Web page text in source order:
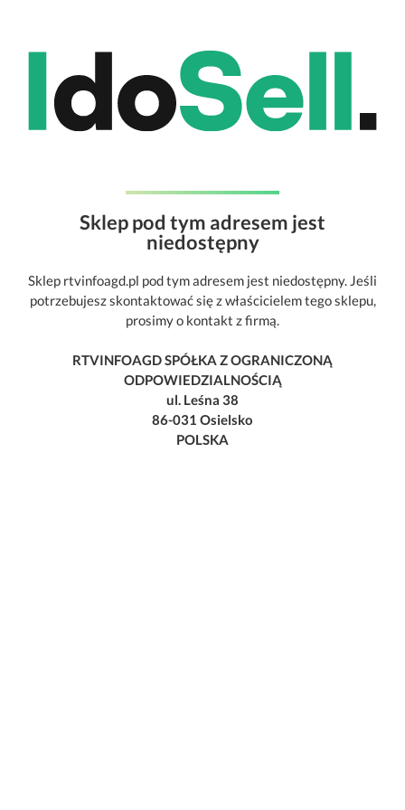
Sklep pod tym adresem jest
niedostępny
Sklep rtvinfoagd.pl pod tym adresem jest niedostępny. Jeśli
potrzebujesz skontaktować się z właścicielem tego sklepu,
prosimy o kontakt z firmą.
RTVINFOAGD SPÓŁKA Z OGRANICZONĄ
ODPOWIEDZIALNOŚCIĄ
ul. Leśna 38
86-031 Osielsko
POLSKA